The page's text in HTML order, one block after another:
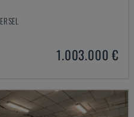
1.003.000 €